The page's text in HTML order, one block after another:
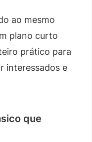
ao mesmo
plano curto
prático para
interessados e
que